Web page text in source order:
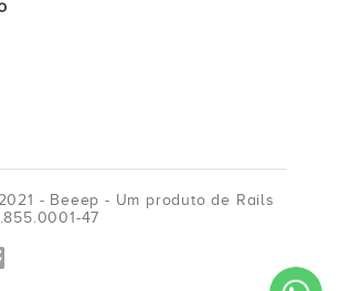
- Beeep - Um produto de Rails
47